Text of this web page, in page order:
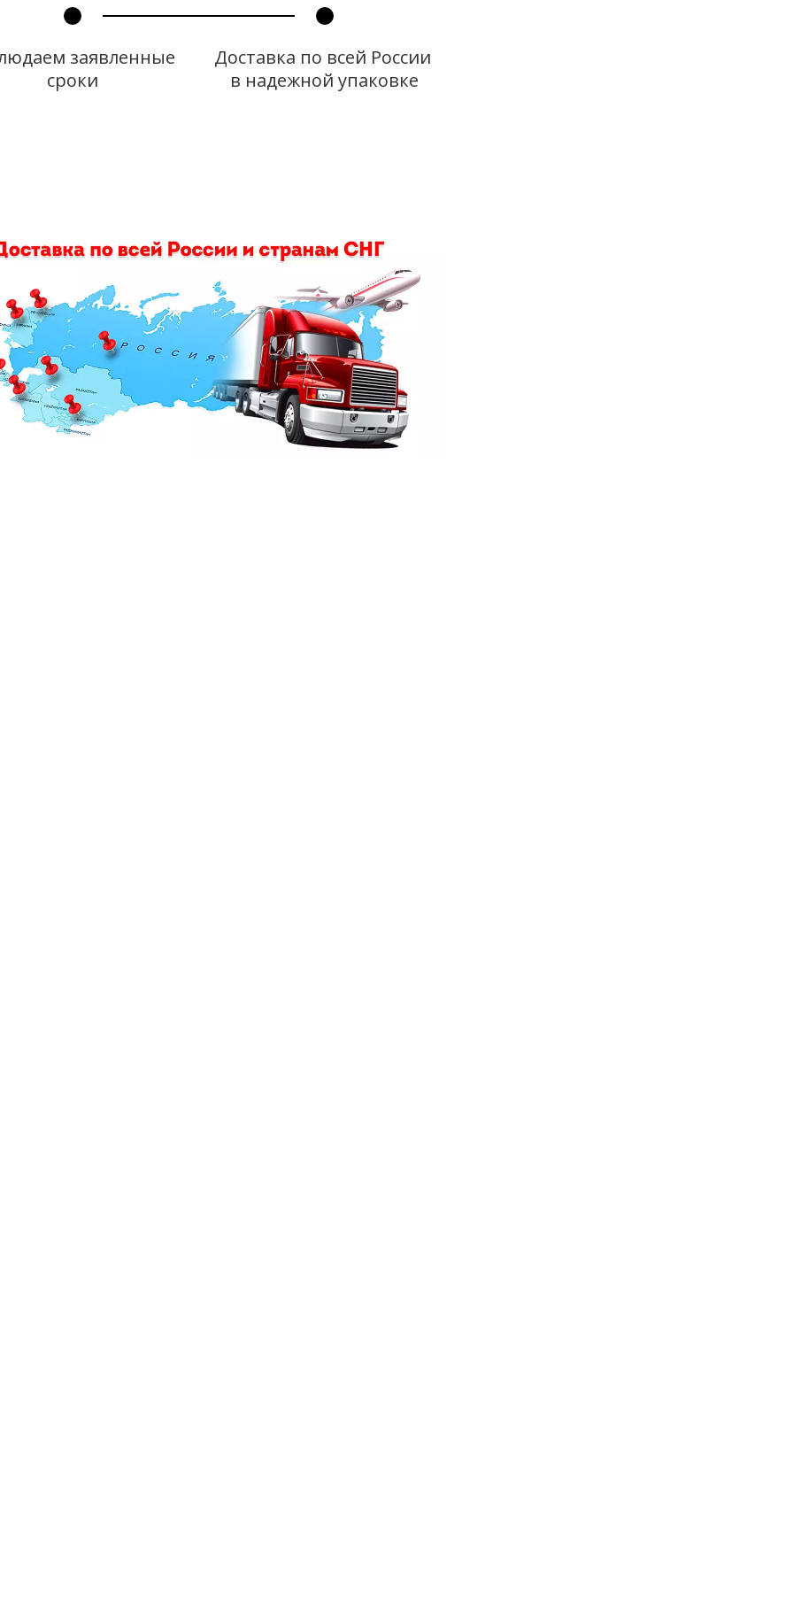
заявленные
сроки
Доставка по всей России
в надежной упаковке